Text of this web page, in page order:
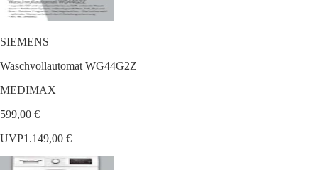
SIEMENS
Waschvollautomat WG44G2Z
MEDIMAX
599,00 €
UVP1.149,00 €